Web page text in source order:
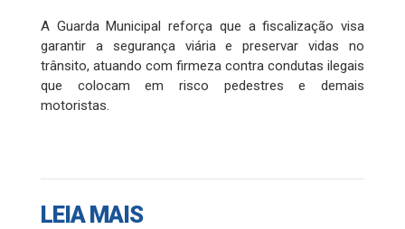
A Guarda Municipal reforça que a fiscalização visa
garantir a segurança viária e preservar vidas no
trânsito, atuando com firmeza contra condutas ilegais
que colocam em risco pedestres e demais
motoristas.
LEIA MAIS